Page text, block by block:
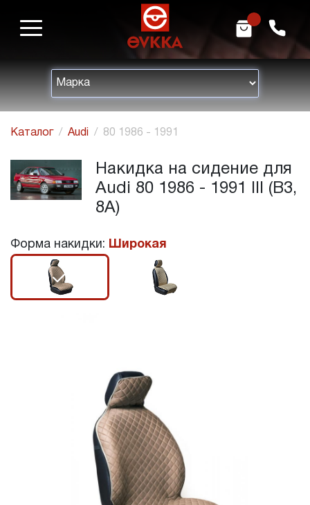
h m
Каталог Audi 80 1986 - 1991
Накидка на сидение для
Audi 80 1986 - 1991 III (B3,
8A)
Форма накидки: Широкая
r